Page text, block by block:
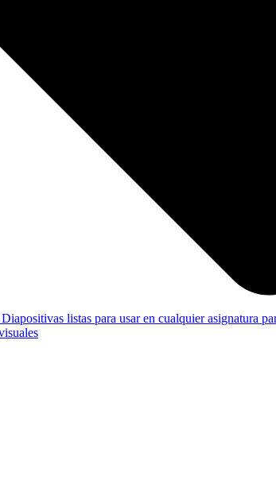
Diapositivas listas para usar en cualquier asignatura